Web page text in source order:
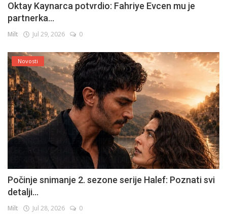
Oktay Kaynarca potvrdio: Fahriye Evcen mu je
partnerka...
Milt Jul 29, 2026 0
Novosti
Počinje snimanje 2. sezone serije Halef: Poznati svi
detalji...
Milt Jul 28, 2026 0